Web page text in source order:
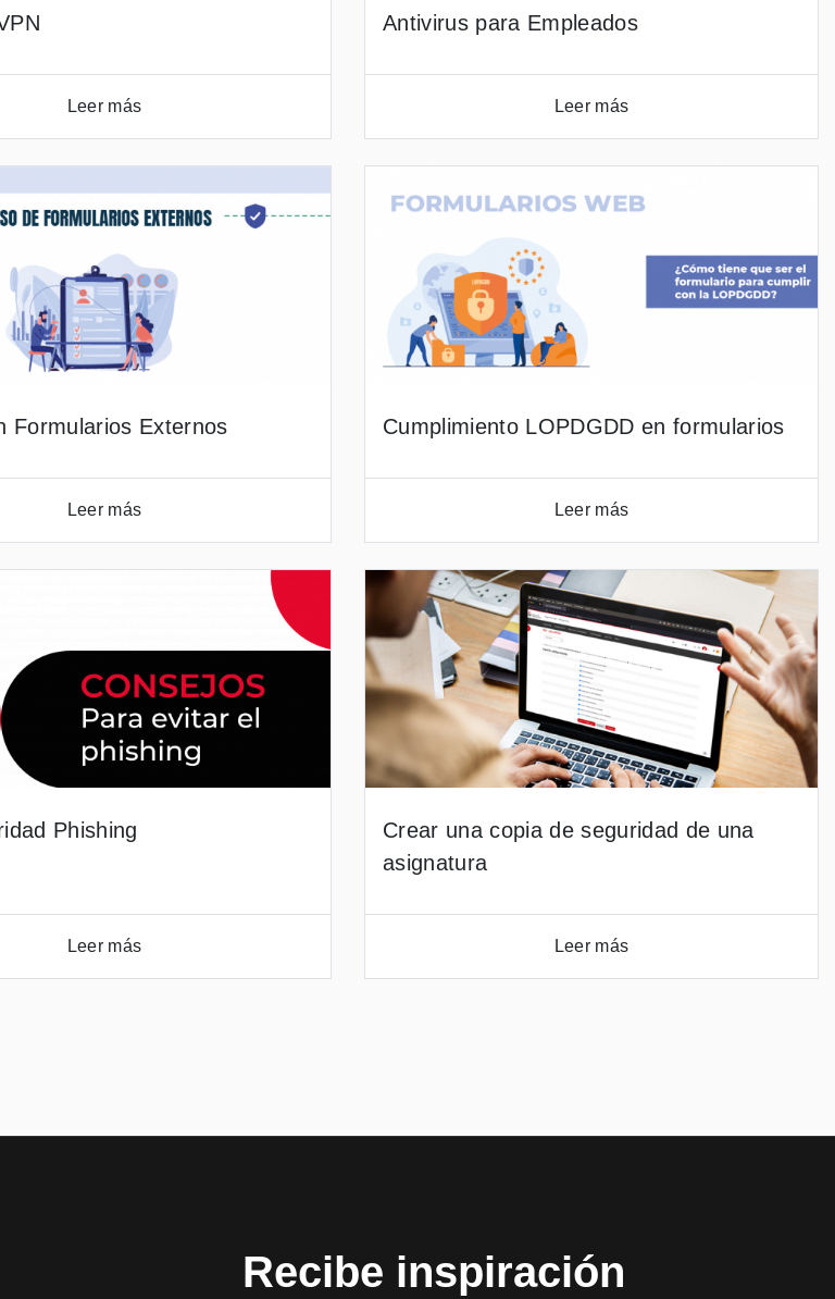
Leer más
Antivirus para Empleados
Leer más
Formularios Externos
Leer más
Cumplimiento LOPDGDD en formularios
Leer más
Phishing
Leer más
Crear una copia de seguridad de una
asignatura
Leer más
Recibe inspiración